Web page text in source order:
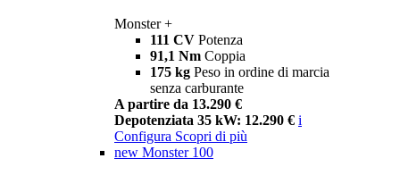
Monster +
111 CV Potenza
91,1 Nm Coppia
175 kg Peso in ordine di marcia
senza carburante
A partire da 13.290 €
Depotenziata 35 kW: 12.290 € i
Configura Scopri di più
new Monster 100